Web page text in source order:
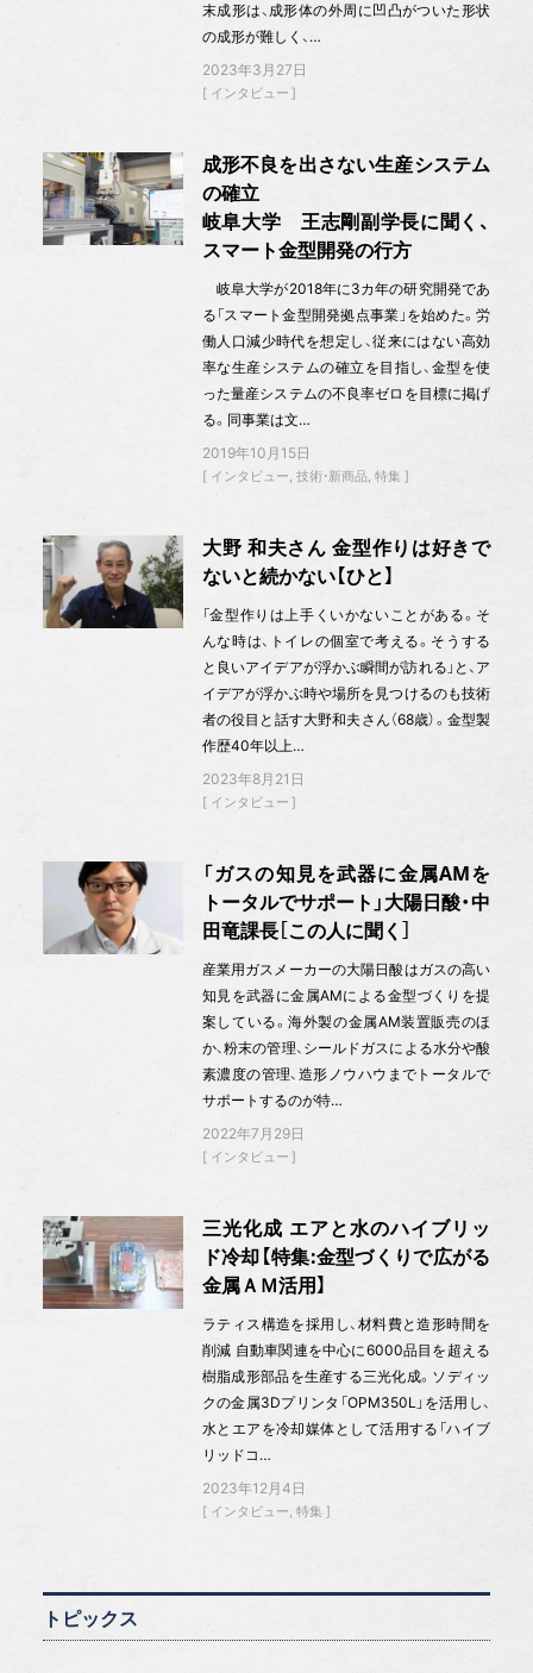
末成形は、成形体の外周に凹凸がついた形状
の成形が難しく、…
2023年3月27日
インタビュー
成形不良を出さない生産システム
の確立
岐阜大学 王志剛副学長に聞く、
スマート金型開発の行方
岐阜大学が2018年に3カ年の研究開発であ
る「スマート金型開発拠点事業」を始めた。労
働人口減少時代を想定し、従来にはない高効
率な生産システムの確立を目指し、金型を使
った量産システムの不良率ゼロを目標に掲げ
る。同事業は文…
2019年10月15日
インタビュー 技術・新商品 特集
大野 和夫さん 金型作りは好きで
ないと続かない【ひと】
「金型作りは上手くいかないことがある。そ
んな時は、トイレの個室で考える。そうする
と良いアイデアが浮かぶ瞬間が訪れる」と、ア
イデアが浮かぶ時や場所を見つけるのも技術
者の役目と話す大野和夫さん（68歳）。金型製
作歴40年以上…
2023年8月21日
インタビュー
「ガスの知見を武器に金属AMを
トータルでサポート」大陽日酸・中
田竜課長［この人に聞く］
産業用ガスメーカーの大陽日酸はガスの高い
知見を武器に金属AMによる金型づくりを提
案している。海外製の金属AM装置販売のほ
か、粉末の管理、シールドガスによる水分や酸
素濃度の管理、造形ノウハウまでトータルで
サポートするのが特…
2022年7月29日
インタビュー
三光化成 エアと水のハイブリッ
ド冷却【特集:金型づくりで広がる
金属ＡＭ活用】
ラティス構造を採用し、材料費と造形時間を
削減 自動車関連を中心に6000品目を超える
樹脂成形部品を生産する三光化成。ソディッ
クの金属3Dプリンタ「OPM350L」を活用し、
水とエアを冷却媒体として活用する「ハイブ
リッドコ…
2023年12月4日
インタビュー 特集
トピックス